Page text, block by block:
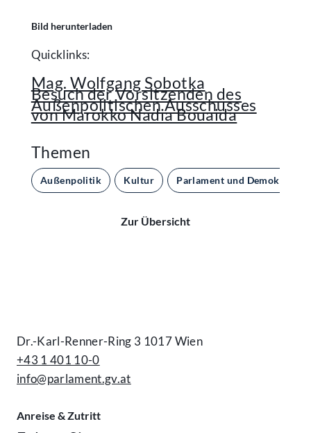
Bild herunterladen
Quicklinks:
Mag. Wolfgang Sobotka
Besuch der Vorsitzenden des
Außenpolitischen Ausschusses
von Marokko Nadia Bouaida
Themen
Außenpolitik Kultur Parlament und Demokratie
Zur Übersicht
Dr.-Karl-Renner-Ring 3 1017 Wien
+43 1 401 10-0
info@parlament.gv.at
Anreise & Zutritt